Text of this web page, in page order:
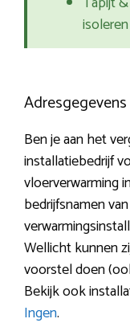
Ben je aan het
installatiebedrijf
vloerverwarming
bedrijfsnamen
Wellicht kunnen
voorstel doen
Bekijk ook
Ingen.